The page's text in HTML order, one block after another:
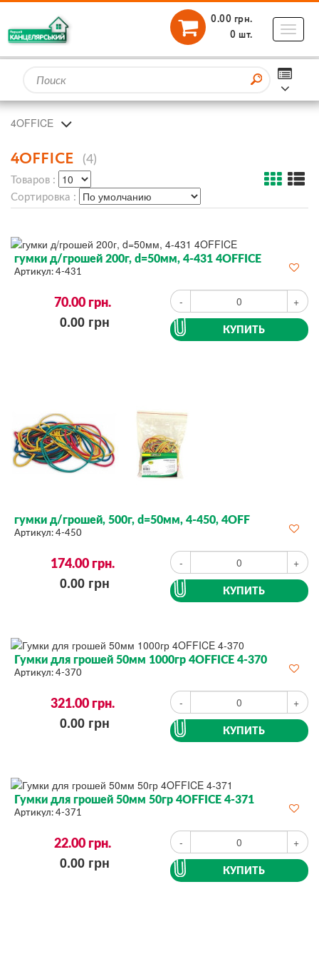
0.00 грн.
0 шт.
Toggle
Зошити шкільні
Главная
КАТАЛОГ
Офісні товари
Гумки для грошей
Гума для грошей
4OFFICE
4OFFICE (4)
Товаров :
Сортировка :
гумки д/грошей 200г, d=50мм, 4-431 4OFFICE
Артикул:4-431
70.00грн.
0.00грн
- +
КУПИТЬ
гумки д/грошей, 500г, d=50мм, 4-450, 4OFF
Артикул:4-450
174.00грн.
0.00грн
- +
КУПИТЬ
Гумки для грошей 50мм 1000гр 4OFFICE 4-370
Артикул:4-370
321.00грн.
0.00грн
- +
КУПИТЬ
Гумки для грошей 50мм 50гр 4OFFICE 4-371
Артикул:4-371
22.00грн.
0.00грн
- +
КУПИТЬ